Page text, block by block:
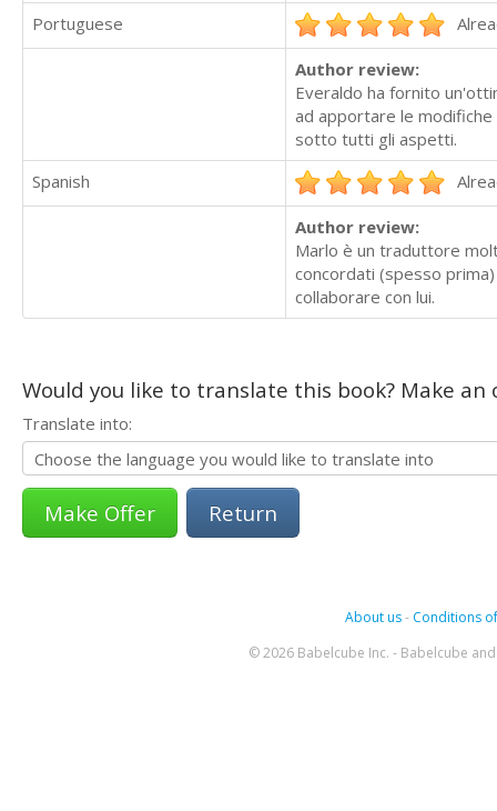
Portuguese
Author review:
Everaldo ha fornito
ad apportare le
sotto tutti gli aspetti.
Spanish
Author review:
Marlo è un traduttore
concordati (spesso
collaborare con lui.
Would you like to translate this book? Make
Translate into:
Return
About us- Conditions
© 2026 Babelcube Inc. - Babelcube